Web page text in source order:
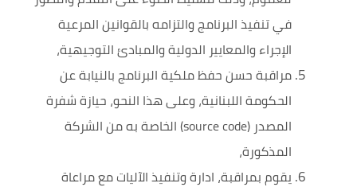
في تنفيذ البرنامج والتزامه بالقوانين المرعية
الإجراء والمعايير الدولية والمبادئ التوجيهية،
مراقبة حسن حفظ ملكية البرنامج بالنيابة عن
الحكومة اللبنانية، وعلى هذا النحو، حيازة شفرة
المصدر(source code)الخاصةبه من الشركة
المذكورة،
يقوم بمراقبة، ادارة وتنفيذ الآليات مع مراعاة